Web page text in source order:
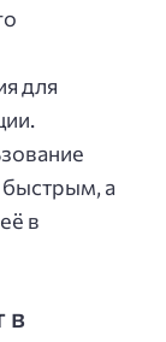
для
а
в
в